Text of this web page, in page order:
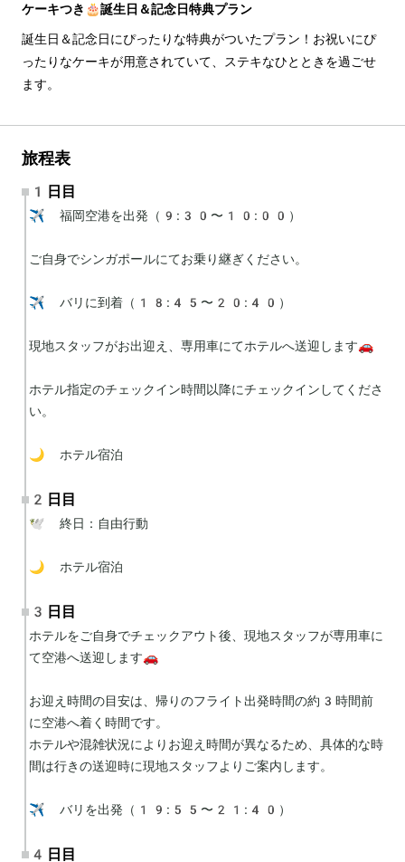
ケーキつき🎂誕生日＆記念日特典プラン
誕生日＆記念日にぴったりな特典がついたプラン！お祝いにぴ
ったりなケーキが用意されていて、ステキなひとときを過ごせ
ます。
旅程表
1日目
✈️ 福岡空港を出発（9:30〜10:00）
ご自身でシンガポールにてお乗り継ぎください。
✈️ バリに到着（18:45〜20:40）
現地スタッフがお出迎え、専用車にてホテルへ送迎します🚗
ホテル指定のチェックイン時間以降にチェックインしてくださ
い。
🌙 ホテル宿泊
2日目
🕊 終日：自由行動
🌙 ホテル宿泊
3日目
ホテルをご自身でチェックアウト後、現地スタッフが専用車に
て空港へ送迎します🚗
お迎え時間の目安は、帰りのフライト出発時間の約3時間前
に空港へ着く時間です。
ホテルや混雑状況によりお迎え時間が異なるため、具体的な時
間は行きの送迎時に現地スタッフよりご案内します。
✈️ バリを出発（19:55〜21:40）
4日目